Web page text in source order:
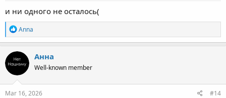
и ни одного не осталось(
R
e
a
c
t
i
o
n
s
Anna
Анна
Well-known member
Mar 16, 2026 #14